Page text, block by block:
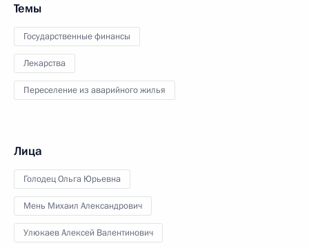
Темы
Государственные финансы
Лекарства
Переселение из аварийного жилья
Лица
Голодец Ольга Юрьевна
Мень Михаил Александрович
Улюкаев Алексей Валентинович